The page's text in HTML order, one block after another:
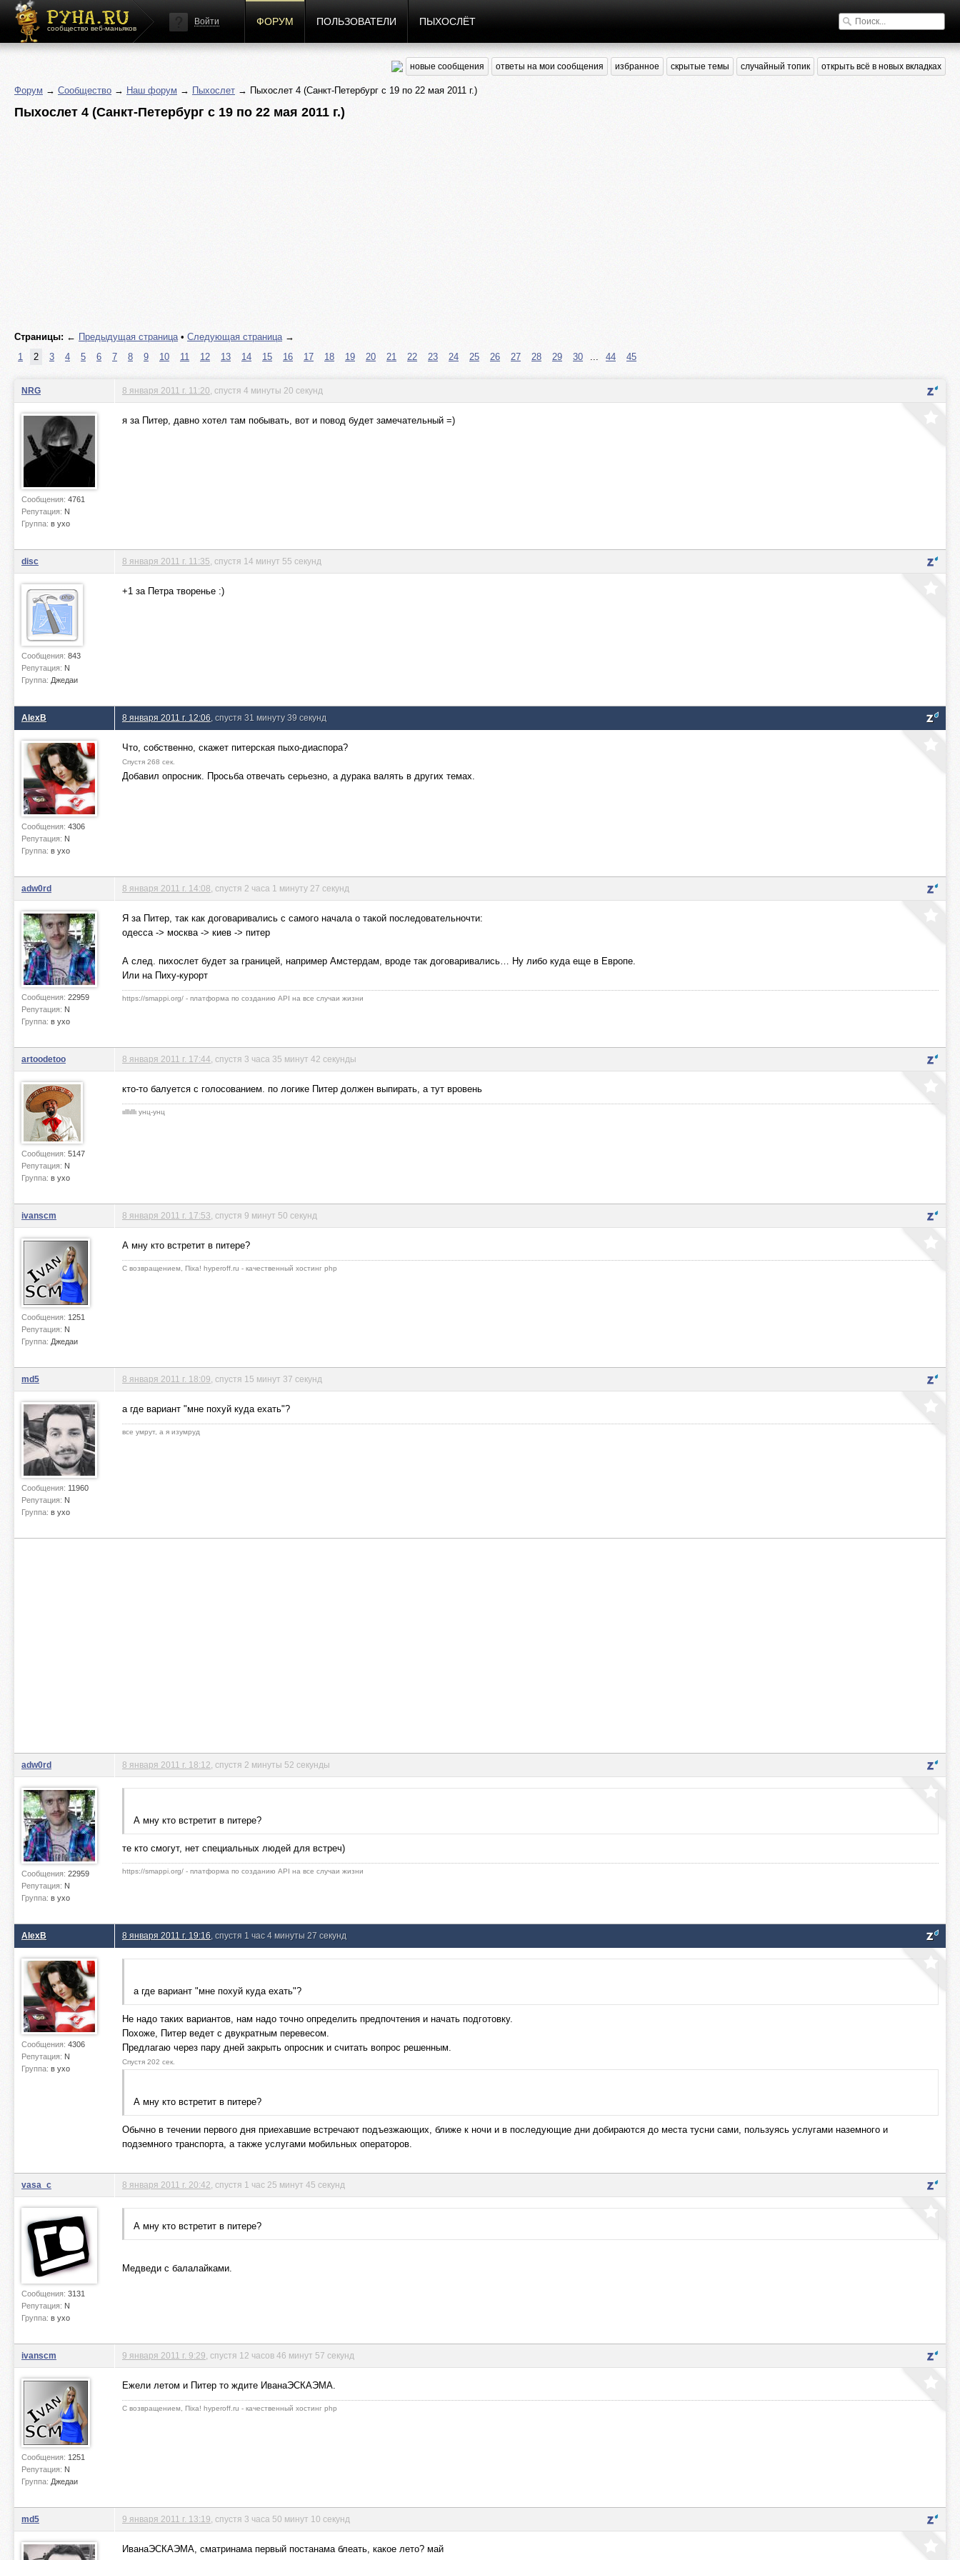
сообщество веб-маньяков
Войти ФОРУМ ПОЛЬЗОВАТЕЛИ ПЫХОСЛЁТ
новые сообщения ответы на мои сообщения избранное скрытые темы случайный топик открыть всё в новых вкладках
Форум → Сообщество → Наш форум → Пыхослет → Пыхослет 4 (Санкт-Петербург с 19 по 22 мая 2011 г.)
Пыхослет 4 (Санкт-Петербург с 19 по 22 мая 2011 г.)
Страницы: ← Предыдущая страница• Следующая страница→
1
2 3 4 5 6 7 8 9 10 11 12 13 14 15 16 17 18 19 20 21 22 23 24 25 26 27 28 29 30 ... 44 45
NRG
Сообщения: 4761
Репутация: N
Группа: в ухо
8 января 2011 г. 11:20 , спустя 4 минуты 20 секунд
я за Питер, давно хотел там побывать, вот и повод будет замечательный =)
disc
Сообщения: 843
Репутация: N
Группа: Джедаи
8 января 2011 г. 11:35 , спустя 14 минут 55 секунд
+1 за Петра творенье :)
AlexB
Сообщения: 4306
Репутация: N
Группа: в ухо
8 января 2011 г. 12:06 , спустя 31 минуту 39 секунд
Что, собственно, скажет питерская пыхо-диаспора?
Спустя 268 сек.
Добавил опросник. Просьба отвечать серьезно, а дурака валять в других темах.
adw0rd
Сообщения: 22959
Репутация: N
Группа: в ухо
8 января 2011 г. 14:08 , спустя 2 часа 1 минуту 27 секунд
Я за Питер, так как договаривались с самого начала о такой последовательночти:
одесса -> москва -> киев -> питер
А след. пихослет будет за границей, например Амстердам, вроде так договаривались… Ну либо куда еще в Европе.
Или на Пиху-курорт
https://smappi.org/ - платформа по созданию API на все случаи жизни
artoodetoo
Сообщения: 5147
Репутация: N
Группа: в ухо
8 января 2011 г. 17:44 , спустя 3 часа 35 минут 42 секунды
кто-то балуется с голосованием. по логике Питер должен выпирать, а тут вровень
ιιlllιlllι унц-унц
ivanscm
Сообщения: 1251
Репутация: N
Группа: Джедаи
8 января 2011 г. 17:53 , спустя 9 минут 50 секунд
А мну кто встретит в питере?
С возвращением, Пiха! hyperoff.ru - качественный хостинг php
md5
Сообщения: 11960
Репутация: N
Группа: в ухо
8 января 2011 г. 18:09 , спустя 15 минут 37 секунд
а где вариант "мне похуй куда ехать"?
все умрут, а я изумруд
adw0rd
Сообщения: 22959
Репутация: N
Группа: в ухо
8 января 2011 г. 18:12 , спустя 2 минуты 52 секунды
А мну кто встретит в питере?
те кто смогут, нет специальных людей для встреч)
https://smappi.org/ - платформа по созданию API на все случаи жизни
AlexB
Сообщения: 4306
Репутация: N
Группа: в ухо
8 января 2011 г. 19:16 , спустя 1 час 4 минуты 27 секунд
а где вариант "мне похуй куда ехать"?
Не надо таких вариантов, нам надо точно определить предпочтения и начать подготовку.
Похоже, Питер ведет с двукратным перевесом.
Предлагаю через пару дней закрыть опросник и считать вопрос решенным.
Спустя 202 сек.
А мну кто встретит в питере?
Обычно в течении первого дня приехавшие встречают подъезжающих, ближе к ночи и в последующие дни добираются до места тусни сами, пользуясь услугами наземного и
подземного транспорта, а также услугами мобильных операторов.
vasa_c
Сообщения: 3131
Репутация: N
Группа: в ухо
8 января 2011 г. 20:42 , спустя 1 час 25 минут 45 секунд
А мну кто встретит в питере?
Медведи с балалайками.
ivanscm
Сообщения: 1251
Репутация: N
Группа: Джедаи
9 января 2011 г. 9:29 , спустя 12 часов 46 минут 57 секунд
Ежели летом и Питер то ждите ИванаЭСКАЭМА.
С возвращением, Пiха! hyperoff.ru - качественный хостинг php
md5 9 января 2011 г. 13:19 , спустя 3 часа 50 минут 10 секунд
ИванаЭСКАЭМА, сматринама первый постанама блеать, какое лето? май